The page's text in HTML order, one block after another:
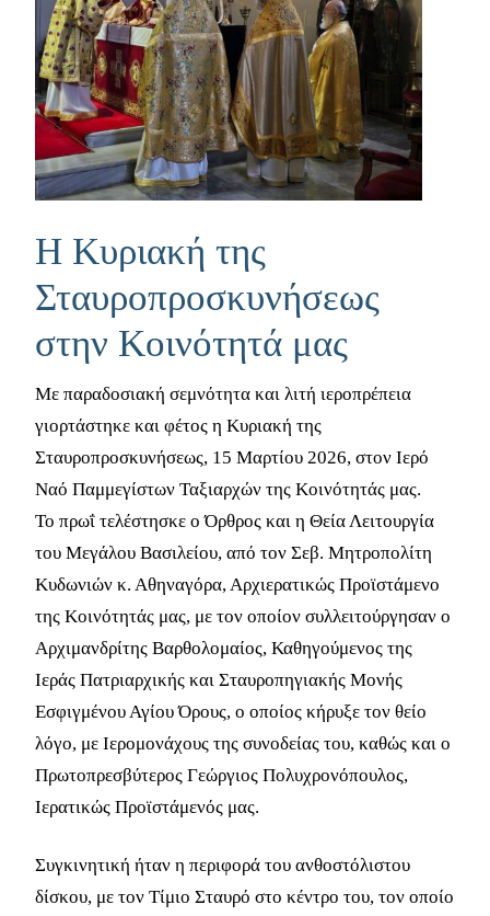
Η Κυριακή της
Σταυροπροσκυνήσεως
στην Κοινότητά μας
Με παραδοσιακή σεμνότητα και λιτή ιεροπρέπεια
γιορτάστηκε και φέτος η Κυριακή της
Σταυροπροσκυνήσεως, 15 Μαρτίου 2026, στον Ιερό
Ναό Παμμεγίστων Ταξιαρχών της Κοινότητάς μας.
Το πρωΐ τελέστησκε ο Όρθρος και η Θεία Λειτουργία
του Μεγάλου Βασιλείου, από τον Σεβ. Μητροπολίτη
Κυδωνιών κ. Αθηναγόρα, Αρχιερατικώς Προϊστάμενο
της Κοινότητάς μας, με τον οποίον συλλειτούργησαν ο
Αρχιμανδρίτης Βαρθολομαίος, Καθηγούμενος της
Ιεράς Πατριαρχικής και Σταυροπηγιακής Μονής
Εσφιγμένου Αγίου Όρους, ο οποίος κήρυξε τον θείο
λόγο, με Ιερομονάχους της συνοδείας του, καθώς και ο
Πρωτοπρεσβύτερος Γεώργιος Πολυχρονόπουλος,
Ιερατικώς Προϊστάμενός μας.
Συγκινητική ήταν η περιφορά του ανθοστόλιστου
δίσκου, με τον Τίμιο Σταυρό στο κέντρο του, τον οποίο